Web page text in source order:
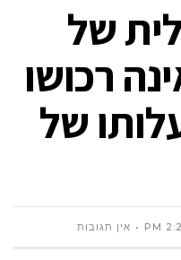
של
רכושו
של
2:22 אין תגובות